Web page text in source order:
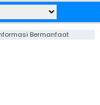
Bermanfaat